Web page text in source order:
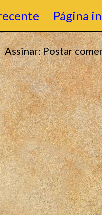
Página
Assinar:Postar